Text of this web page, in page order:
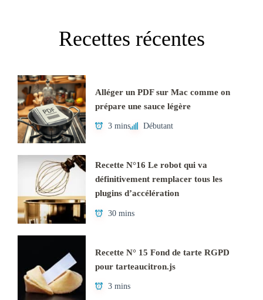
Recettes récentes
Alléger un PDF sur Mac comme on
prépare une sauce légère
3 mins Débutant
Recette N°16 Le robot qui va
définitivement remplacer tous les
plugins d’accélération
30 mins
Recette N° 15 Fond de tarte RGPD
pour tarteaucitron.js
3 mins